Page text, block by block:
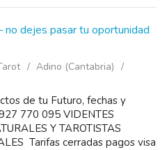
no dejes pasar tu oportunidad
Adino (Cantabria)
de tu Futuro, fechas y
770 095 VIDENTES
Y TAROTISTAS
Tarifas cerradas pagos visa